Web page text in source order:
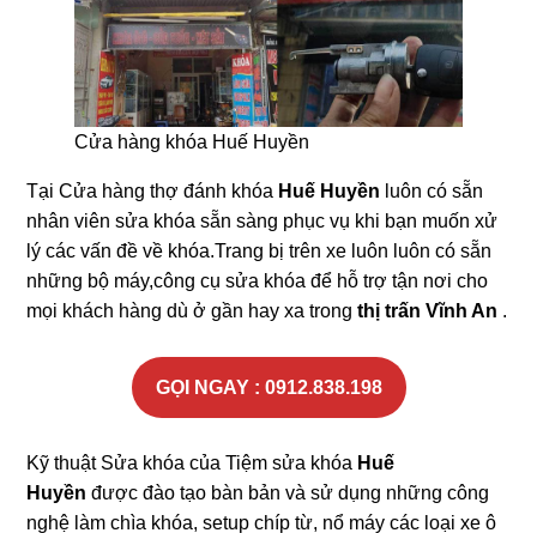
Cửa hàng khóa Huế Huyền
Tại Cửa hàng thợ đánh khóa Huế Huyền luôn có sẵn
nhân viên sửa khóa sẵn sàng phục vụ khi bạn muốn xử
lý các vấn đề về khóa.Trang bị trên xe luôn luôn có sẵn
những bộ máy,công cụ sửa khóa để hỗ trợ tận nơi cho
mọi khách hàng dù ở gần hay xa trongthị trấn Vĩnh An .
GỌI NGAY : 0912.838.198
Kỹ thuật Sửa khóa của Tiệm sửa khóa Huế
Huyền được đào tạo bàn bản và sử dụng những công
nghệ làm chìa khóa, setup chíp từ, nổ máy các loại xe ô